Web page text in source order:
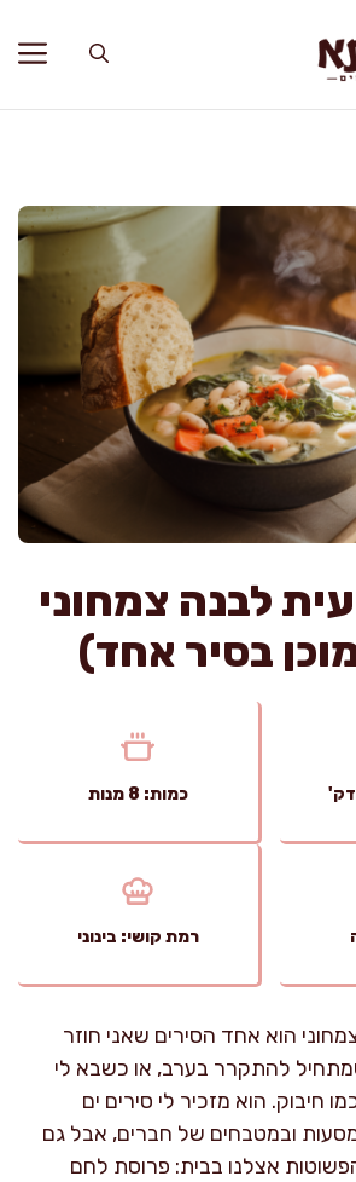
לבנה צמחוני
בסיר אחד)
כמות: 8 מנות
רמת קושי: בינוני
הוא אחד הסירים שאני חוזר
להתקרר בערב, או כשבא לי
חיבוק. הוא מזכיר לי סירים ים
ובמטבחים של חברים, אבל גם
אצלנו בבית: פרוסת לחם